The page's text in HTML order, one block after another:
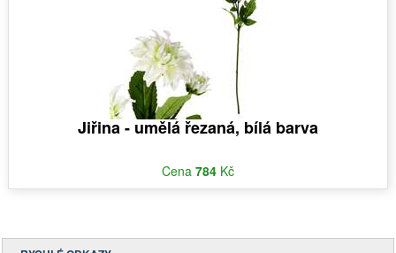
Jiřina - umělá řezaná, bílá barva
Cena 784 Kč